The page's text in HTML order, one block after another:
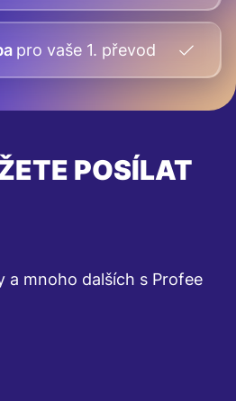
pro vaše 1. převod
POSÍLAT
a mnoho dalších s Profee